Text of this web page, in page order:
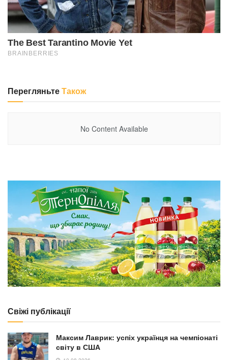
ПерегляньтеТакож
No Content Available
Свіжі публікації
Максим Лаврик: успіх українця на чемпіонаті
світу в США